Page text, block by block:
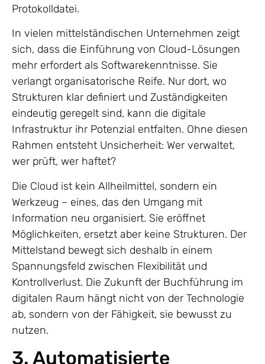
Protokolldatei.
In vielen mittelständischen Unternehmen zeigt
sich, dass die Einführung von Cloud-Lösungen
mehr erfordert als Softwarekenntnisse. Sie
verlangt organisatorische Reife. Nur dort, wo
Strukturen klar definiert und Zuständigkeiten
eindeutig geregelt sind, kann die digitale
Infrastruktur ihr Potenzial entfalten. Ohne diesen
Rahmen entsteht Unsicherheit: Wer verwaltet,
wer prüft, wer haftet?
Die Cloud ist kein Allheilmittel, sondern ein
Werkzeug – eines, das den Umgang mit
Information neu organisiert. Sie eröffnet
Möglichkeiten, ersetzt aber keine Strukturen. Der
Mittelstand bewegt sich deshalb in einem
Spannungsfeld zwischen Flexibilität und
Kontrollverlust. Die Zukunft der Buchführung im
digitalen Raum hängt nicht von der Technologie
ab, sondern von der Fähigkeit, sie bewusst zu
nutzen.
3. Automatisierte